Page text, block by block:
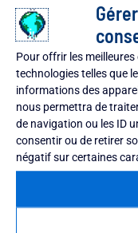
Pour offrir les
technologies telles que
informations des
nous permettra de
de navigation ou les ID
consentir ou de retirer
négatif sur certaines
←Article précédent
À lire